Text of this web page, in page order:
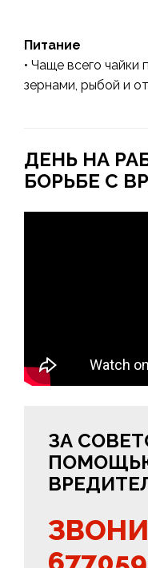
Питание
• Чаще всего
зернами, рыбой и
ДЕНЬ НА
БОРЬБЕ С
ЗА